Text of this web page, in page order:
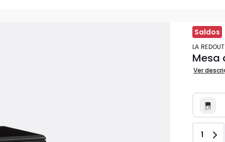
Saldos
LA
Mesa
Ver
1